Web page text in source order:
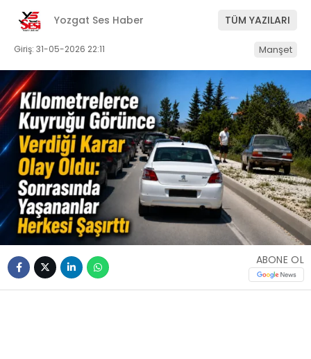
Yozgat Ses Haber TÜM YAZILARI
Giriş: 31-05-2026 22:11 Manşet
ABONE OL